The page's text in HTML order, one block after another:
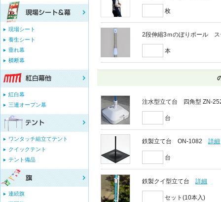
枚
2段伸縮3ｍのぼりポール ス
本
注水型立て台 四角型 ZN-
台
鉄製立て台 ON-1082 詳細
台
鉄製クイ型立て台 詳細
セット(10本入)
現場シート
養生シート
垂れ幕
横断幕
紅白幕
三連オープン幕
ワンタッチ組立てテント
クイックテント
テント備品
連続旗